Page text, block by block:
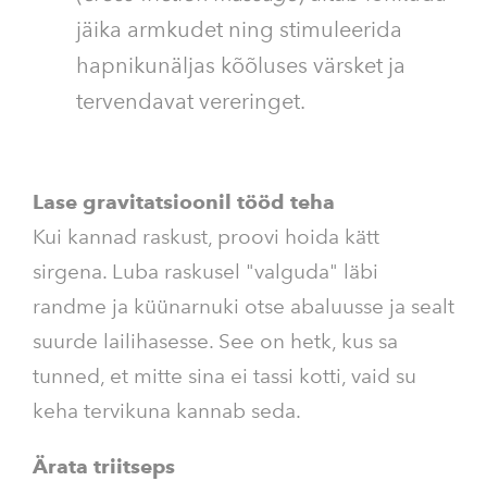
jäika armkudet ning stimuleerida
hapnikunäljas kõõluses värsket ja
tervendavat vereringet.
Lase gravitatsioonil tööd teha
Kui kannad raskust, proovi hoida kätt
sirgena. Luba raskusel "valguda" läbi
randme ja küünarnuki otse abaluusse ja sealt
suurde lailihasesse. See on hetk, kus sa
tunned, et mitte sina ei tassi kotti, vaid su
keha tervikuna kannab seda.
Ärata triitseps